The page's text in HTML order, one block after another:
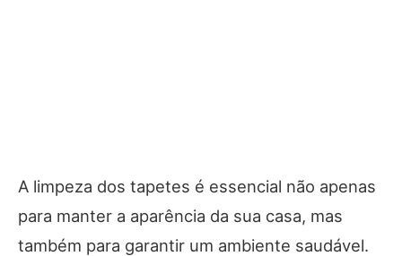
A limpeza dos tapetes é essencial não apenas
para manter a aparência da sua casa, mas
também para garantir um ambiente saudável.